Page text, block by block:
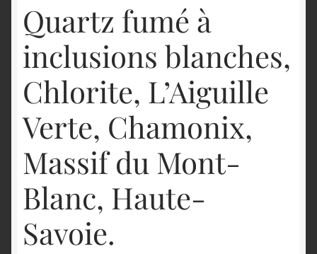
Quartz fumé à
inclusions blanches,
Chlorite, L’Aiguille
Verte, Chamonix,
Massif du Mont-
Blanc, Haute-
Savoie.